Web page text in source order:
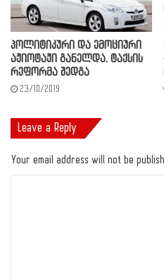
პოლიტიკური და ემოციური
აჟიოტაჟი განელდა. ტაქსის
რეფორმა შედგა
23/10/2019
Leave a Reply
Your email address will not be